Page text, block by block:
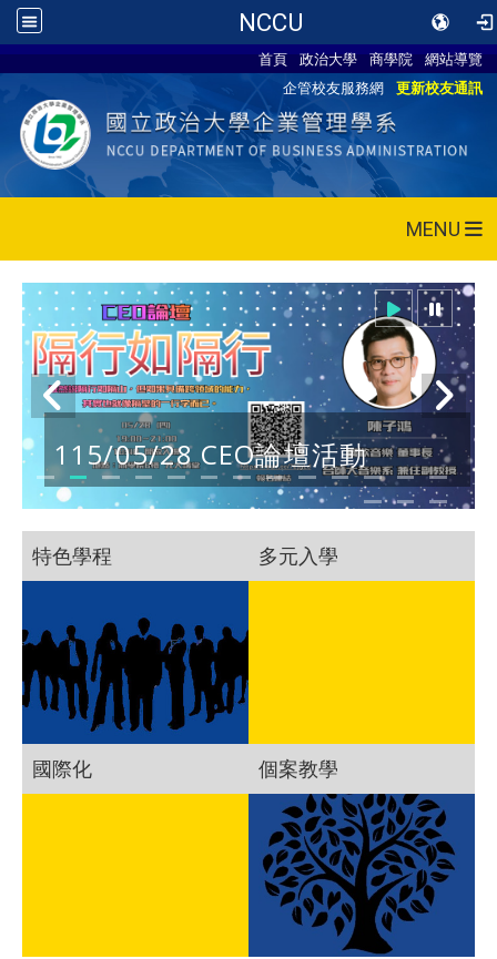
NCCU
首頁 政治大學 商學院
網站導覽
企管校友服務網
更新校友通訊
MENU
115/05/28 CEO論壇活動
特色學程 多元入學
國際化 個案教學